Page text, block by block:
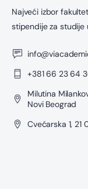
Najveći izbor
stipendije za studije
+381 66 23 64
Milutina
Novi Beograd
Cvećarska 1, 21